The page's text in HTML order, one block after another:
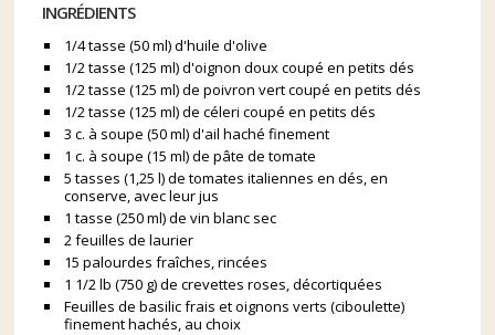
INGRÉDIENTS
1/4 tasse (50 ml) d'huile d'olive
1/2 tasse (125 ml) d'oignon doux coupé en petits dés
1/2 tasse (125 ml) de poivron vert coupé en petits dés
1/2 tasse (125 ml) de céleri coupé en petits dés
3 c. à soupe (50 ml) d'ail haché finement
1 c. à soupe (15 ml) de pâte de tomate
5 tasses (1,25 l) de tomates italiennes en dés, en
conserve, avec leur jus
1 tasse (250 ml) de vin blanc sec
2 feuilles de laurier
15 palourdes fraîches, rincées
1 1/2 lb (750 g) de crevettes roses, décortiquées
Feuilles de basilic frais et oignons verts (ciboulette)
finement hachés, au choix